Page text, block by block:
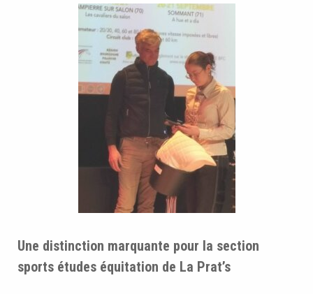
Une distinction marquante pour la section
sports études équitation de La Prat’s